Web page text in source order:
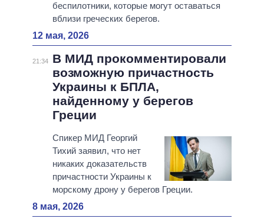
беспилотники, которые могут оставаться
вблизи греческих берегов.
12 мая, 2026
21:34
В МИД прокомментировали
возможную причастность
Украины к БПЛА,
найденному у берегов
Греции
Спикер МИД Георгий
Тихий заявил, что нет
никаких доказательств
причастности Украины к
морскому дрону у берегов Греции.
8 мая, 2026